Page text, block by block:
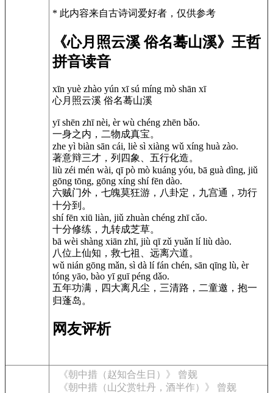
* 此内容来自古诗词爱好者，仅供参考
《心月照云溪 俗名蓦山溪》王哲
拼音读音
xīn yuè zhào yún xī sú míng mò shān xī
心月照云溪 俗名蓦山溪
yī shēn zhī nèi, èr wù chéng zhēn bǎo.
一身之内，二物成真宝。
zhe yì biàn sān cái, liè sì xiàng wǔ xíng huà zào.
著意辩三才，列四象、五行化造。
liù zéi mén wài, qī pò mò kuáng yóu, bā guà dìng, jiǔ
gōng tōng, gōng xíng shí fēn dào.
六贼门外，七魄莫狂游，八卦定，九宫通，功行
十分到。
shí fēn xiū liàn, jiǔ zhuàn chéng zhī cǎo.
十分修练，九转成芝草。
bā wèi shàng xiān zhī, jiù qī zǔ yuǎn lí liù dào.
八位上仙知，救七祖、远离六道。
wǔ nián gōng mǎn, sì dà lí fán chén, sān qīng lù, èr
tóng yāo, bào yī guī péng dǎo.
五年功满，四大离凡尘，三清路，二童邀，抱一
归蓬岛。
网友评析
《朝中措（赵知合生日）》 曾觌
《朝中措（山父赏牡丹，酒半作）》 曾觌